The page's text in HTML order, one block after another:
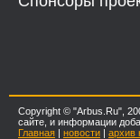
Copyright © "Arbus.Ru",
сайте, и информации
Главная | новости | архив